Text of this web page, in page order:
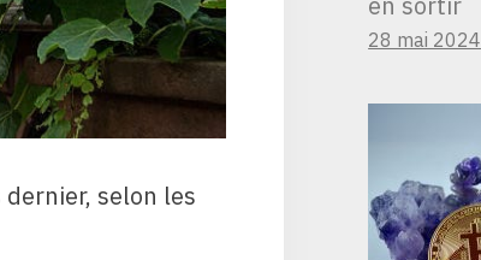
selon les
28 mai 2024